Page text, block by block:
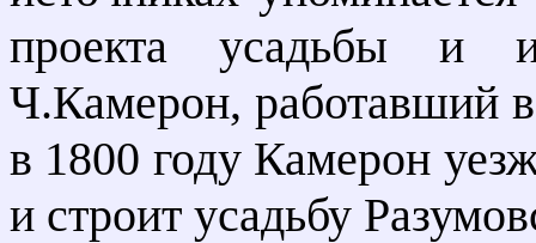
проекта усадьбы и
Ч.Камерон, работавший
в 1800 году Камерон
и строит усадьбу